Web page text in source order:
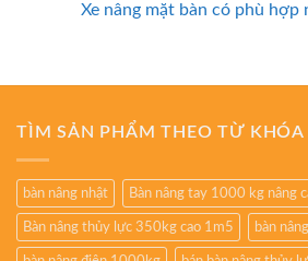
Xe nâng mặt bàn có phù hợp
TÌM SẢN PHẨM THEO TỪ KHÓA
bàn nâng nhật Bàn nâng tay 1000 kg nâng
Bàn nâng thủy lực 350kg cao 1m5 bàn